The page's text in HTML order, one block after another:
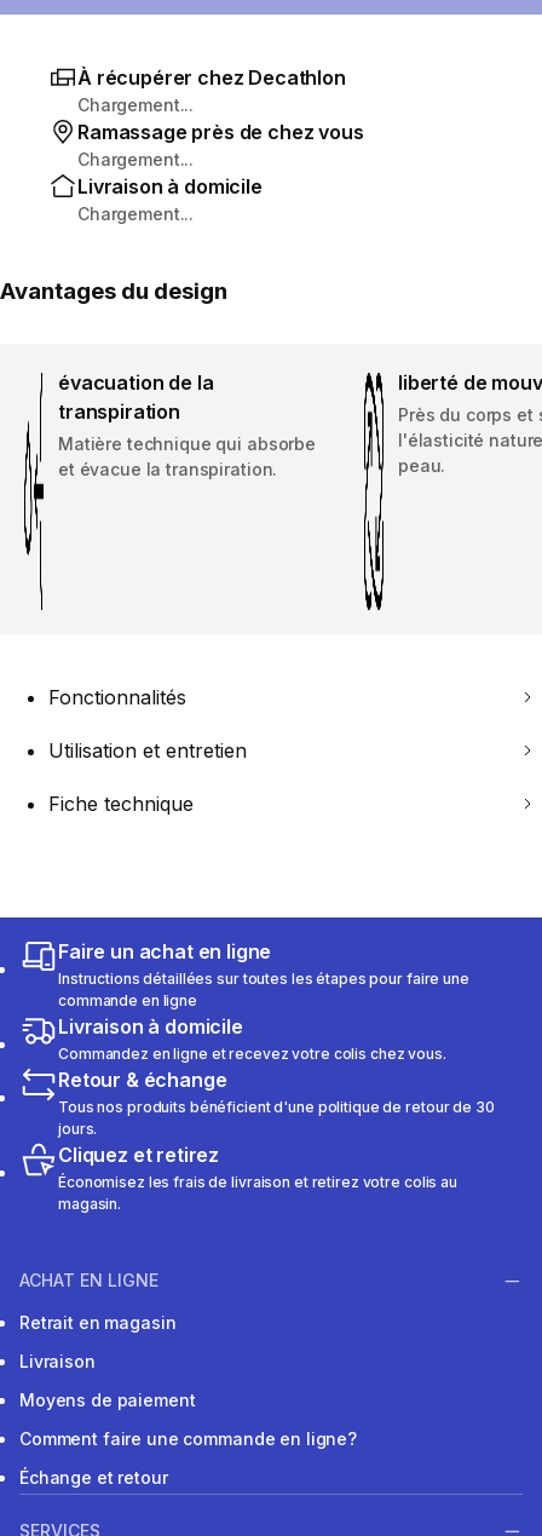
À récupérer chez Decathlon
Chargement...
Ramassage près de chez vous
Chargement...
Livraison à domicile
Chargement...
Avantages du design
évacuation de la
transpiration
Matière technique qui absorbe
et évacue la transpiration.
liberté de
Près du corps et
l'élasticité
peau.
Fonctionnalités
Utilisation et entretien
Fiche technique
Faire un achat en ligne
Instructions détaillées sur toutes les étapes pour faire une
commande en ligne
Livraison à domicile
Commandez en ligne et recevez votre colis chez vous.
Retour & échange
Tous nos produits bénéficient d'une politique de retour de 30
jours.
Cliquez et retirez
Économisez les frais de livraison et retirez votre colis au
magasin.
ACHAT EN LIGNE
Retrait en magasin
Livraison
Moyens de paiement
Comment faire une commande en ligne?
Échange et retour
SERVICES